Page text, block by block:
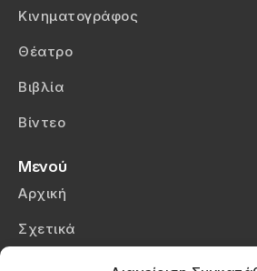
Κινηματογράφος
Θέατρο
Βιβλία
Βίντεο
Μενού
Αρχική
Σχετικά